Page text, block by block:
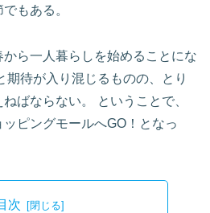
もある。
ら一人暮らしを始めることにな
期待が入り混じるものの、とり
ばならない。 ということで、
ピングモールへGO！となっ
次